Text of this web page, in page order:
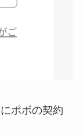
ポボの契約